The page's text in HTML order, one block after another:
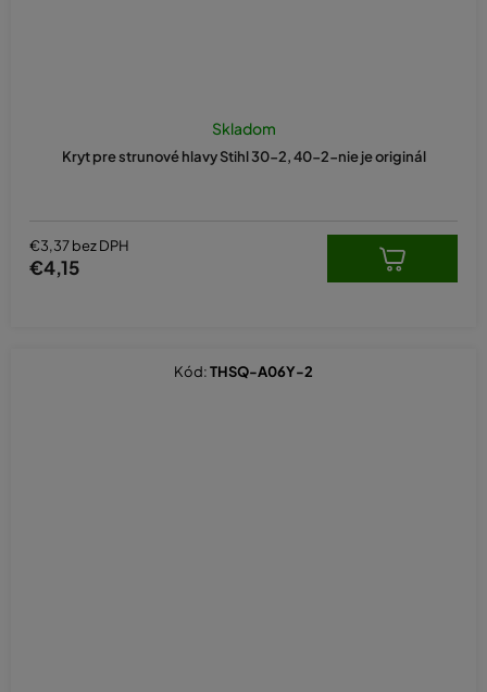
Kryt pre strunové hlavy Stihl 30-2, 40-2-nie je originál
Skladom
€3,37 bez DPH
€4,15
Kód:THSQ-A06Y-2